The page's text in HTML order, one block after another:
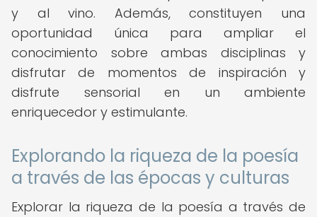
y al vino. Además, constituyen una
oportunidad única para ampliar el
conocimiento sobre ambas disciplinas y
disfrutar de momentos de inspiración y
disfrute sensorial en un ambiente
enriquecedor y estimulante.
Explorando la riqueza de la poesía
a través de las épocas y culturas
Explorar la riqueza de la poesía a través de